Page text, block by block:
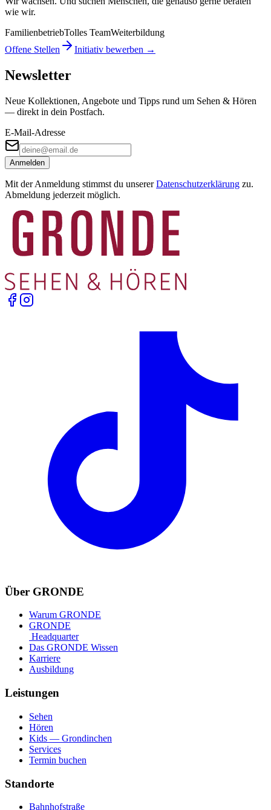
wie wir.
FamilienbetriebTolles TeamWeiterbildung
Offene Stellen
Initiativ bewerben →
Newsletter
Neue Kollektionen, Angebote und Tipps rund um Sehen & Hören
— direkt in dein Postfach.
E-Mail-Adresse
Anmelden
Mit der Anmeldung stimmst du unserer Datenschutzerklärung zu.
Abmeldung jederzeit möglich.
Über GRONDE
Warum GRONDE
GRONDE
Headquarter
Das GRONDE Wissen
Karriere
Ausbildung
Leistungen
Sehen
Hören
Kids — Grondinchen
Services
Termin buchen
Standorte
Bahnhofstraße